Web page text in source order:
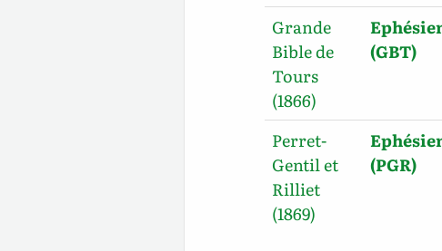
Grande
Bible de
Tours
(1866)
(GBT)
Perret-
Gentil et
Rilliet
(1869)
(PGR)